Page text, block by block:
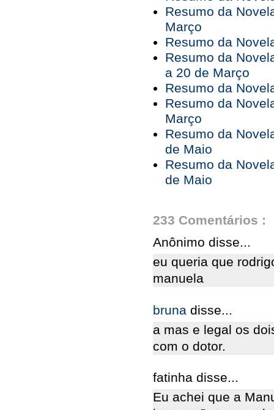
Resumo da
Março
Resumo da
Resumo da
a 20 de Março
Resumo da
Resumo da
Março
Resumo da
de Maio
Resumo da
de Maio
233 Comentários :
Anônimo disse...
eu queria que
manuela
bruna disse...
a mas e legal os
com o dotor.
fatinha disse...
Eu achei que a